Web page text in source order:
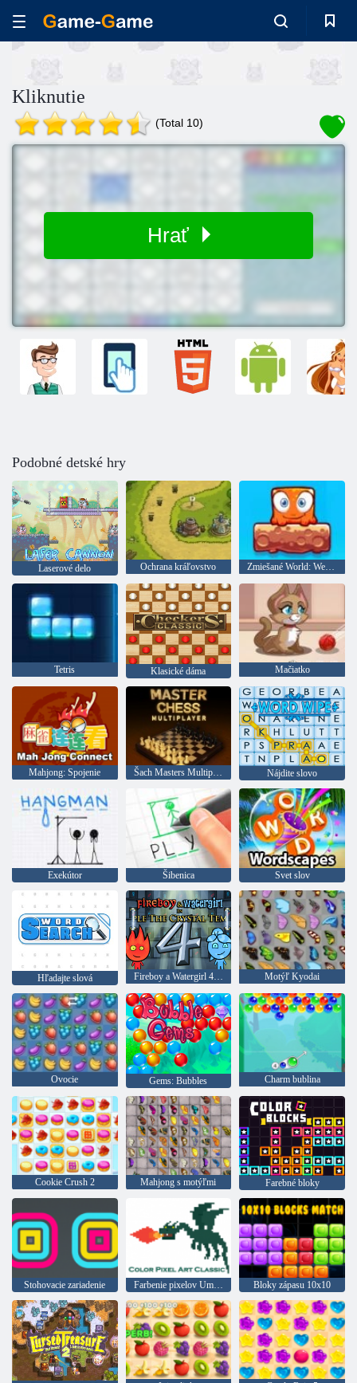
Kliknutie
(Total 10)
Hrať
Podobné detské hry
Laserové delo Ochrana kráľovstvo Zmiešané World: Weekend
Tetris Klasické dáma Mačiatko
Mahjong: Spojenie Šach Masters Multiplayer Nájdite slovo
Exekútor Šibenica Svet slov
Hľadajte slová Fireboy a Watergirl 4: Crystal Temple Motýľ Kyodai
Ovocie Gems: Bubbles Charm bublina
Cookie Crush 2 Mahjong s motýľmi Farebné bloky
Stohovacie zariadenie Farbenie pixelov Umenie klasiky Bloky zápasu 10x10